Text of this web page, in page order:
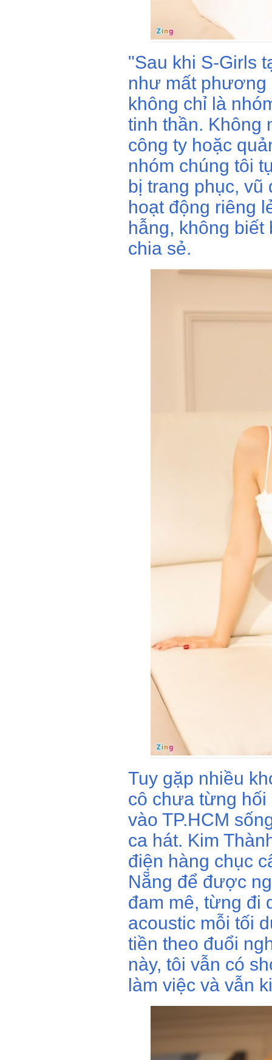
"Sau khi S-Girls
như mất
không chỉ là
tinh thần. Không
công ty hoặc
nhóm chúng tôi
bị trang phục, vũ
hoạt động riêng
hẫng, không biết
chia sẻ.
Tuy gặp nhiều
cô chưa từng hối
vào TP.HCM
ca hát. Kim
điện hàng chục
Nẵng để được
đam mê, từng đi
acoustic mỗi tối
tiền theo đuổi
này, tôi vẫn có
làm việc và vẫn